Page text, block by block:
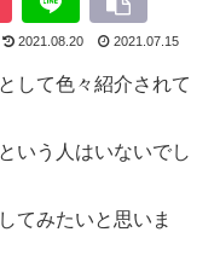
2021.08.20 2021.07.15
して色々紹介されて
という人はいないでし
てみたいと思いま